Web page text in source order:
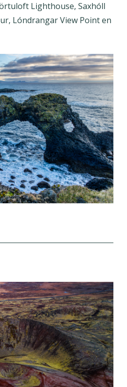
Lighthouse, Saxhóll
Lóndrangar View Point en